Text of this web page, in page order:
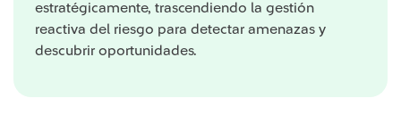
estratégicamente, trascendiendo la gestión
reactiva del riesgo para detectar amenazas y
descubrir oportunidades.